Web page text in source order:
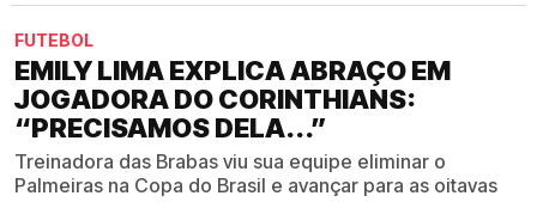
FUTEBOL
EMILY LIMA EXPLICA ABRAÇO EM
JOGADORA DO CORINTHIANS:
“PRECISAMOS DELA...”
Treinadora das Brabas viu sua equipe eliminar o
Palmeiras na Copa do Brasil e avançar para as oitavas